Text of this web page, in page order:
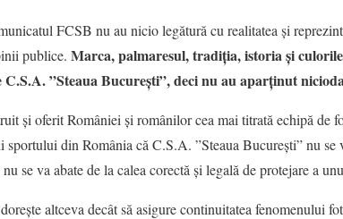
FCSB nu au nicio legătură cu realitatea și
publice. Marca, palmaresul, tradiția, istoria și
C.S.A. ”Steaua București”, deci nu au aparținut
și oferit României și românilor cea mai titrată echipă de
din România că C.S.A. ”Steaua București” nu se
se va abate de la calea corectă și legală de protejare a
altceva decât să asigure continuitatea fenomenului